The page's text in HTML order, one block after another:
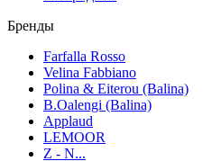
Бренды
Farfalla Rosso
Velina Fabbiano
Polina & Eiterou (Balina)
B.Oalengi (Balina)
Applaud
LEMOOR
Z - N...